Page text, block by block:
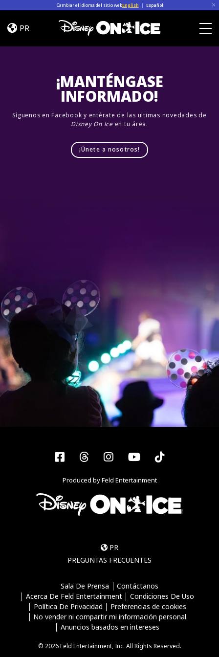
Cambiar el idioma del sitio webEnglish | Español
Dream
BigPR
¡MANTÉNGASE
INFORMADO!
Síguenos en Facebook y entérate de las ultimas novedades de
Disney On Iceen tu área.
¡Únete a nosotros!
Facebook
ThreadsInstagram
YouTubeTiktok
Produced by Feld Entertainment
PR
PREGUNTAS FRECUENTES
Sala De Prensa
Contáctanos
Acerca De Feld Entertainment
Condiciones De Uso
Política De Privacidad
Preferencias de cookies
No vender ni compartir mi información personal
Anuncios basados en intereses
© 2026 Feld Entertainment, Inc. All Rights Reserved.